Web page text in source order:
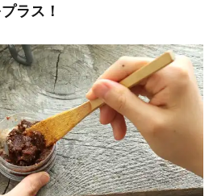
ラス！